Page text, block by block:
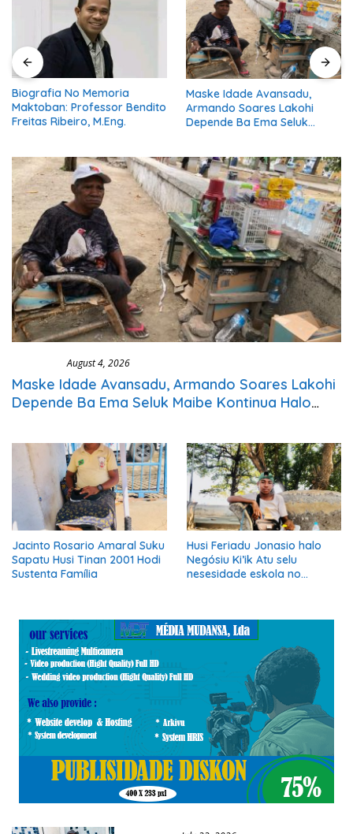
Biografia No Memoria
Maktoban: Professor Bendito
Freitas Ribeiro, M.Eng.
Maske Idade Avansadu,
Armando Soares Lakohi
Depende Ba Ema Seluk
August 4, 2026
Maske Idade Avansadu, Armando Soares Lakohi
Depende Ba Ema Seluk Maibe Kontinua Halo
Jacinto Rosario Amaral Suku
Sapatu Husi Tinan 2001 Hodi
Sustenta Família
Husi Feriadu Jonasio halo
Negósiu Ki’ik Atu selu
nesesidade eskola no